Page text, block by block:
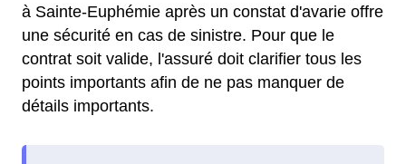
à Sainte-Euphémie après un constat d'avarie offre
une sécurité en cas de sinistre. Pour que le
contrat soit valide, l'assuré doit clarifier tous les
points importants afin de ne pas manquer de
détails importants.